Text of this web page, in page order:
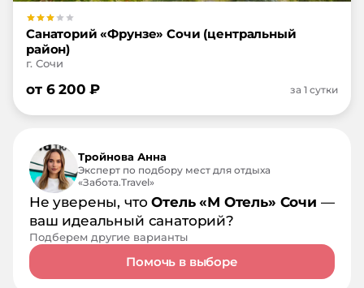
Санаторий «Фрунзе» Сочи (центральный
район)
г. Сочи
от 6 200 ₽ за 1 сутки
Тройнова Анна
Эксперт по подбору мест для отдыха
«Забота.Travel»
Не уверены, чтоОтель «М Отель» Сочи —
ваш идеальный санаторий?
Подберем другие варианты
Помочь в выборе